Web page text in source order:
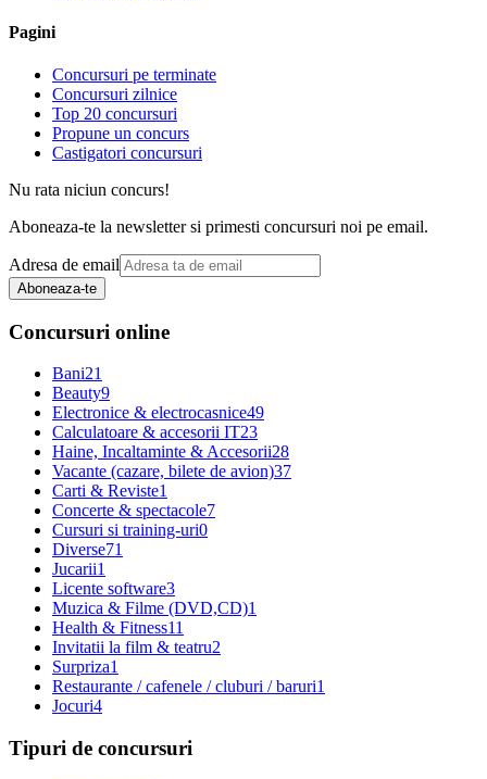
Pagini
Concursuri pe terminate
Concursuri zilnice
Top 20 concursuri
Propune un concurs
Castigatori concursuri
Nu rata niciun concurs!
Aboneaza-te la newsletter si primesti concursuri noi pe email.
Adresa de email
Aboneaza-te
Concursuri online
Bani21
Beauty9
Electronice & electrocasnice49
Calculatoare & accesorii IT23
Haine, Incaltaminte & Accesorii28
Vacante (cazare, bilete de avion)37
Carti & Reviste1
Concerte & spectacole7
Cursuri si training-uri0
Diverse71
Jucarii1
Licente software3
Muzica & Filme (DVD,CD)1
Health & Fitness11
Invitatii la film & teatru2
Surpriza1
Restaurante / cafenele / cluburi / baruri1
Jocuri4
Tipuri de concursuri